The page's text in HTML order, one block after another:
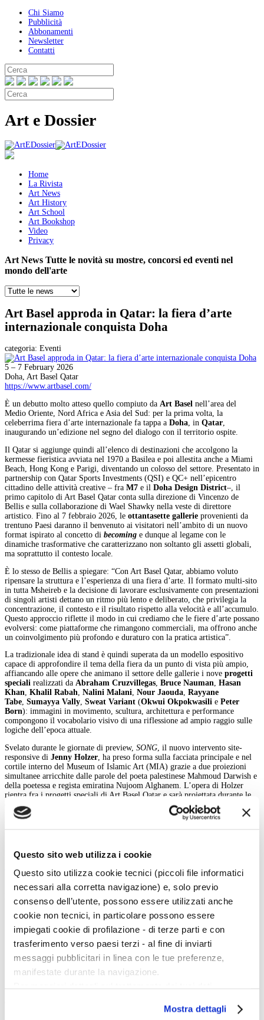
Questo sito web utilizza i cookie
Questo sito utilizza cookie tecnici (piccoli file informatici
necessari alla corretta navigazione) e, solo previo
consenso dell’utente, possono essere utilizzati anche
cookie non tecnici, in particolare possono essere
impiegati cookie di profilazione - di terze parti e con
trasferimento verso paesi terzi - al fine di inviarti
messaggi pubblicitari in linea con le tue preferenze,
manifestate durante la navigazione.
scelte privacy sui cookie, ti invitiamo a prendere visione
Mostra dettagli
Chi Siamo
Pubblicità
Abbonamenti
Newsletter
Contatti
Art e Dossier
Home
La Rivista
Art News
Art History
Art School
Art Bookshop
Video
Privacy
Art News Tutte le novità su mostre, concorsi ed eventi nel
mondo dell'arte
Art Basel approda in Qatar: la fiera d’arte
internazionale conquista Doha
categoria: Eventi
5 – 7 February 2026
Doha, Art Basel Qatar
https://www.artbasel.com/
È un debutto molto atteso quello compiuto da Art Basel nell’area del
Medio Oriente, Nord Africa e Asia del Sud: per la prima volta, la
celeberrima fiera d’arte internazionale fa tappa a Doha, in Qatar,
inaugurando un’edizione nel segno del dialogo con il territorio ospite.
Il Qatar si aggiunge quindi all’elenco di destinazioni che accolgono la
kermesse fieristica avviata nel 1970 a Basilea e poi allestita anche a Miami
Beach, Hong Kong e Parigi, diventando un colosso del settore. Presentato in
partnership con Qatar Sports Investments (QSI) e QC+ nell’epicentro
cittadino delle attività creative – fra M7 e il Doha Design District‒, il
primo capitolo di Art Basel Qatar conta sulla direzione di Vincenzo de
Bellis e sulla collaborazione di Wael Shawky nella veste di direttore
artistico. Fino al 7 febbraio 2026, le ottantasette gallerie provenienti da
trentuno Paesi daranno il benvenuto ai visitatori nell’ambito di un nuovo
format ispirato al concetto di becoming e dunque al legame con le
dinamiche trasformative che caratterizzano non soltanto gli assetti globali,
ma soprattutto il contesto locale.
È lo stesso de Bellis a spiegare: “Con Art Basel Qatar, abbiamo voluto
ripensare la struttura e l’esperienza di una fiera d’arte. Il formato multi-sito
in tutta Msheireb e la decisione di lavorare esclusivamente con presentazioni
di singoli artisti dettano un ritmo più lento e deliberato, che privilegia la
concentrazione, il contesto e il risultato rispetto alla velocità e all’accumulo.
Questo approccio riflette il modo in cui crediamo che le fiere d’arte possano
evolversi: come piattaforme che rimangono commerciali, ma offrono anche
un coinvolgimento più profondo e duraturo con la pratica artistica”.
La tradizionale idea di stand è quindi superata da un modello espositivo
capace di approfondire il tema della fiera da un punto di vista più ampio,
affiancando alle opere che animano il settore delle gallerie i nove progetti
speciali realizzati da Abraham Cruzvillegas, Bruce Nauman, Hasan
Khan, Khalil Rabah, Nalini Malani, Nour Jaouda, Rayyane
Tabe, Sumayya Vally, Sweat Variant (Okwui Okpokwasili e Peter
Born): immagini in movimento, scultura, architettura e performance
compongono il vocabolario visivo di una riflessione ad ampio raggio sulle
logiche dell’epoca attuale.
Svelato durante le giornate di preview, SONG, il nuovo intervento site-
responsive di Jenny Holzer, ha preso forma sulla facciata principale e nel
cortile interno del Museum of Islamic Art (MIA) grazie a due proiezioni
simultanee arricchite dalle parole del poeta palestinese Mahmoud Darwish e
della poetessa e regista emiratina Nujoom Alghanem. L’opera di Holzer
rientra fra i progetti speciali di Art Basel Qatar e sarà proiettata durante le
ore serali sulla facciata del museo per tutta la durata della rassegna
fieristica.
Magazine menu
Tutte le news
Eventi
Grandi Mostre
Kids
In galleria
Cataloghi e libri
Aste e mercato